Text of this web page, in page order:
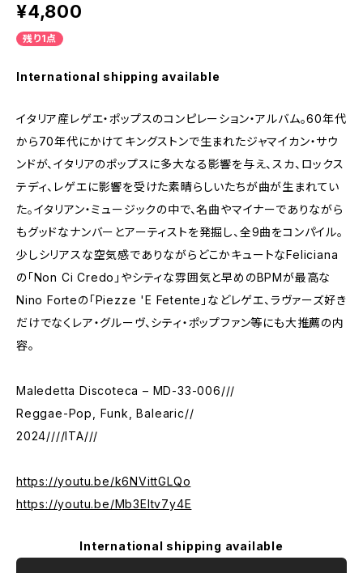
¥4,800
残り1点
International shipping available
イタリア産レゲエ・ポップスのコンピレーション・アルバム。60年代
から70年代にかけてキングストンで生まれたジャマイカン・サウ
ンドが、イタリアのポップスに多大なる影響を与え、スカ、ロックス
テディ、レゲエに影響を受けた素晴らしいたちが曲が生まれてい
た。イタリアン・ミュージックの中で、名曲やマイナーでありながら
もグッドなナンバーとアーティストを発掘し、全9曲をコンパイル。
少しシリアスな空気感でありながらどこかキュートなFeliciana
の「Non Ci Credo」やシティな雰囲気と早めのBPMが最高な
Nino Forteの「Piezze 'E Fetente」などレゲエ、ラヴァーズ好き
だけでなくレア・グルーヴ、シティ・ポップファン等にも大推薦の内
容。
Maledetta Discoteca – MD-33-006///
Reggae-Pop, Funk, Balearic//
2024////ITA///
https://youtu.be/k6NVittGLQo
https://youtu.be/Mb3EItv7y4E
International shipping available